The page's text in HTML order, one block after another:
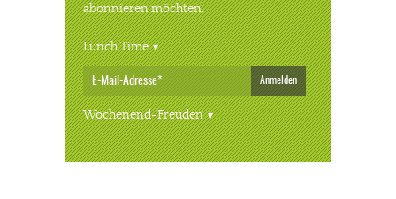
abonnieren möchten.
Lunch Time
Anmelden
Wochenend-Freuden